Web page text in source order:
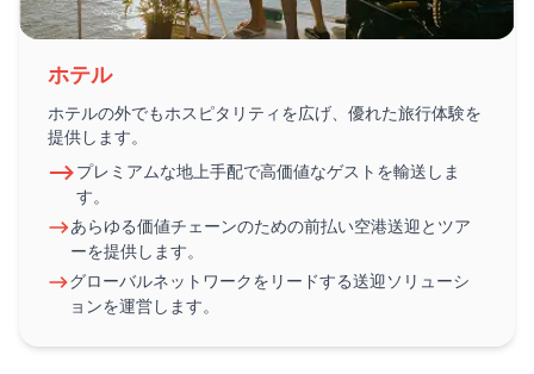
ホテル
ホテルの外でもホスピタリティを広げ、優れた旅行体験を
提供します。
プレミアムな地上手配で高価値なゲストを輸送しま
す。
あらゆる価値チェーンのための前払い空港送迎とツア
ーを提供します。
グローバルネットワークをリードする送迎ソリューシ
ョンを運営します。